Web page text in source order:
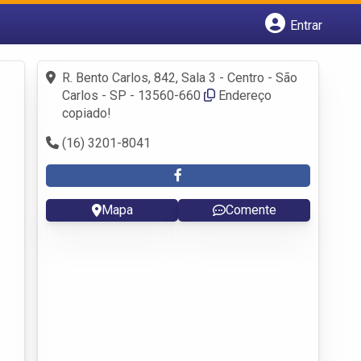
Entrar
Fazer login
Criar conta
R. Bento Carlos, 842, Sala 3 - Centro - São
Carlos - SP - 13560-660
Endereço
copiado!
(16) 3201-8041
Mapa Comente